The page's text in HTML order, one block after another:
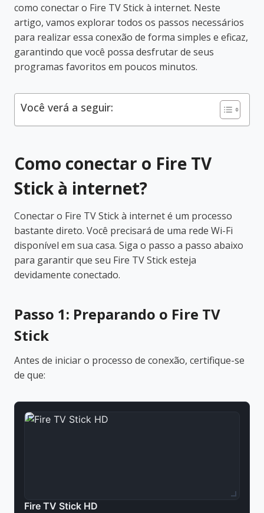
como conectar o Fire TV Stick à internet. Neste
artigo, vamos explorar todos os passos necessários
para realizar essa conexão de forma simples e eficaz,
garantindo que você possa desfrutar de seus
programas favoritos em poucos minutos.
Você verá a seguir:
Como conectar o Fire TV
Stick à internet?
Conectar o Fire TV Stick à internet é um processo
bastante direto. Você precisará de uma rede Wi-Fi
disponível em sua casa. Siga o passo a passo abaixo
para garantir que seu Fire TV Stick esteja
devidamente conectado.
Passo 1: Preparando o Fire TV
Stick
Antes de iniciar o processo de conexão, certifique-se
de que:
Fire TV Stick HD